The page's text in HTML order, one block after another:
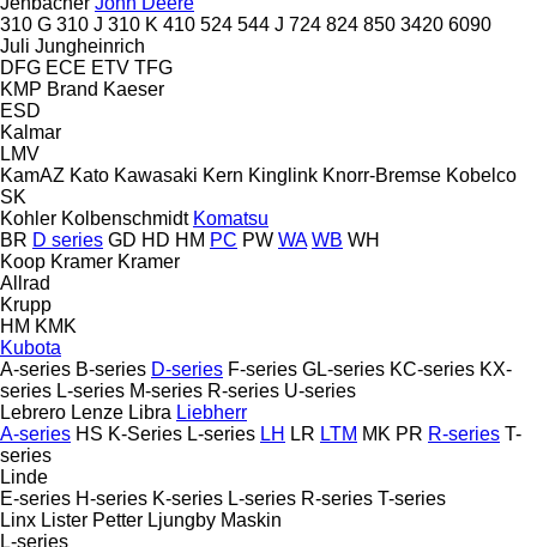
310 G 310 J 310 K 410 524 544 J 724 824 850 3420 6090
Juli Jungheinrich
DFG ECE ETV TFG
KMP Brand Kaeser
ESD
Kalmar
LMV
KamAZ Kato Kawasaki Kern Kinglink Knorr-Bremse Kobelco
SK
Kohler Kolbenschmidt Komatsu
BR D series GD HD HM PC PW WA WB WH
Koop Kramer Kramer
Allrad
Krupp
HM KMK
Kubota
A-series B-series D-series F-series GL-series KC-series KX-
series L-series M-series R-series U-series
Lebrero Lenze Libra Liebherr
A-series HS K-Series L-series LH LR LTM MK PR R-series T-
series
Linde
E-series H-series K-series L-series R-series T-series
Linx Lister Petter Ljungby Maskin
L-series